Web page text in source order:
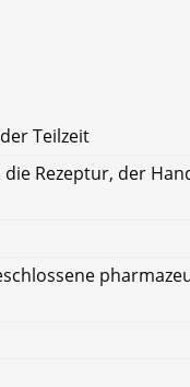
Teilzeit
Rezeptur, der